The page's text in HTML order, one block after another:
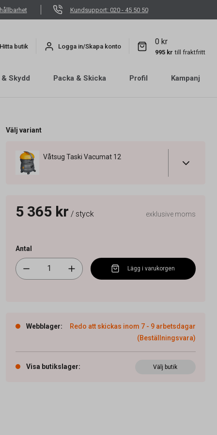
Kundsupport: 020 - 45 50 50
Hitta butik Logga in/Skapa konto
0 kr
995 kr till fraktfritt
Skydd Packa & Skicka Profil Kampanj
Välj variant
Våtsug Taski Vacumat 12
5 365 kr / styck exklusive moms
Antal
Lägg i varukorgen
Webblager:
Redo att skickas inom 7 - 9 arbetsdagar
(Beställningsvara)
Visa butikslager: Välj butik